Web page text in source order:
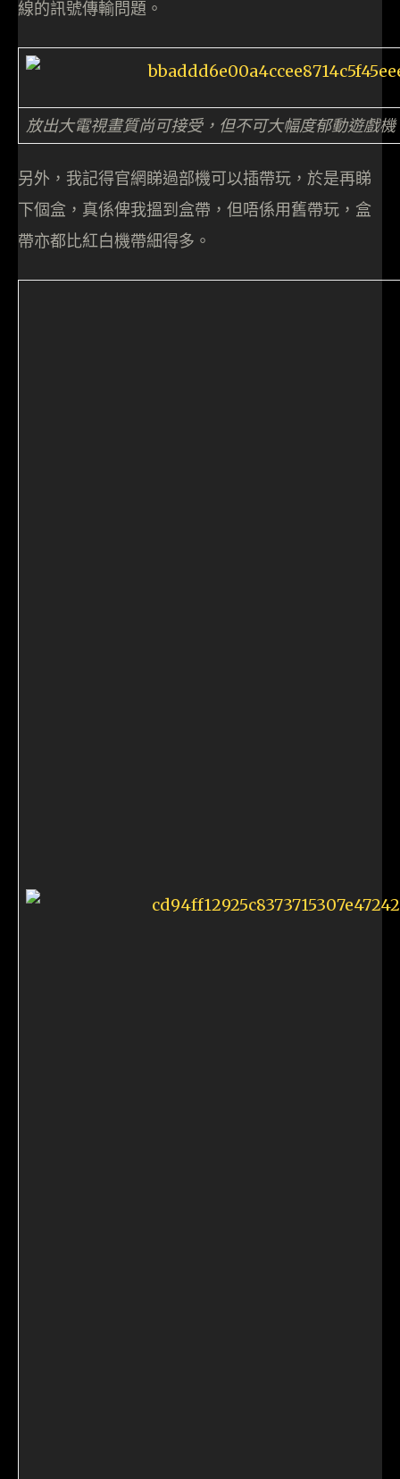
線的訊號傳輸問題。
放出大電視畫質尚可接受，但不可大幅度郁動遊戲
另外，我記得官網睇過部機可以插帶玩，於是再睇
下個盒，真係俾我搵到盒帶，但唔係用舊帶玩，盒
帶亦都比紅白機帶細得多。